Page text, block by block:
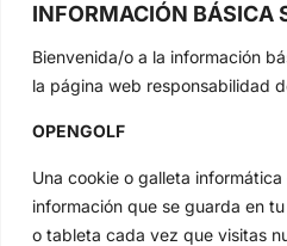
INFORMACIÓN BÁSICA
Bienvenida/o a la información
la página web responsabilidad
OPENGOLF
Una cookie o galleta
información que se guarda en
o tableta cada vez que visitas
profesional y amateur,
Categorias
Inicio
Circuitos